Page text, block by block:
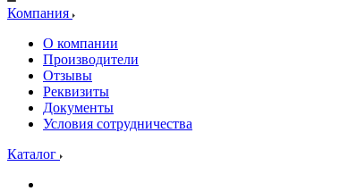
Компания
О компании
Производители
Отзывы
Реквизиты
Документы
Условия сотрудничества
Каталог